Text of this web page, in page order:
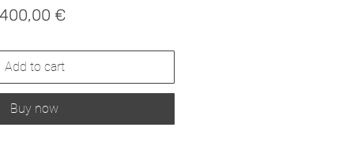
400,00 €Prix
Add to cart
Buy now